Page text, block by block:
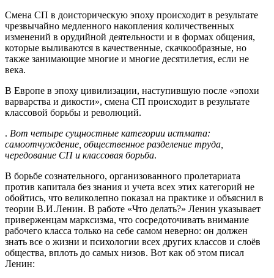
Смена СП в доисторическую эпоху происходит в результате
чрезвычайно медленного накопления количественных
изменений в орудийной деятельности и в формах общения,
которые выливаются в качественные, скачкообразные, но
также занимающие многие и многие десятилетия, если не
века.
В Европе в эпоху цивилизации, наступившую после «эпохи
варварства и дикости», смена СП происходит в результате
классовой борьбы и революций.
. Вот четыре сущностные категории истмата:
самоотчуждение, общественное разделение труда,
чередование СП и классовая борьба.
В борьбе сознательного, организованного пролетариата
против капитала без знания и учета всех этих категорий не
обойтись, что великолепно показал на практике и объяснил в
теории В.И.Ленин. В работе «Что делать?» Ленин указывает
приверженцам марксизма, что сосредоточивать внимание
рабочего класса только на себе самом неверно: он должен
знать все о жизни и психологии всех других классов и слоёв
общества, вплоть до самых низов. Вот как об этом писал
Ленин: